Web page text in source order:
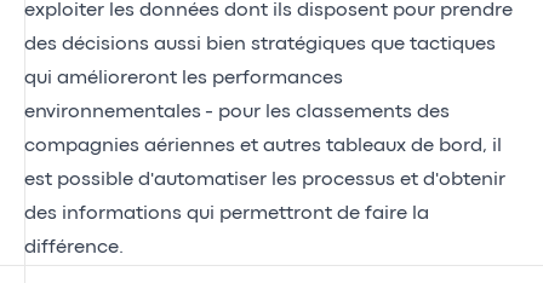
exploiter les données dont ils disposent pour prendre
des décisions aussi bien stratégiques que tactiques
qui amélioreront les performances
environnementales - pour les classements des
compagnies aériennes et autres tableaux de bord, il
est possible d'automatiser les processus et d'obtenir
des informations qui permettront de faire la
différence.